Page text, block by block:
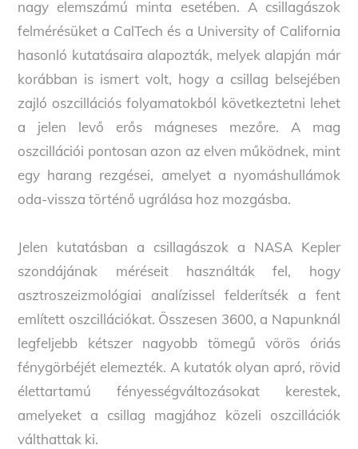
nagy elemszámú minta esetében. A csillagászok
felmérésüket a CalTech és a University of California
hasonló kutatásaira alapozták, melyek alapján már
korábban is ismert volt, hogy a csillag belsejében
zajló oszcillációs folyamatokból következtetni lehet
a jelen levő erős mágneses mezőre. A mag
oszcillációi pontosan azon az elven működnek, mint
egy harang rezgései, amelyet a nyomáshullámok
oda-vissza történő ugrálása hoz mozgásba.
Jelen kutatásban a csillagászok a NASA Kepler
szondájának méréseit használták fel, hogy
asztroszeizmológiai analízissel felderítsék a fent
említett oszcillációkat. Összesen 3600, a Napunknál
legfeljebb kétszer nagyobb tömegű vörös óriás
fénygörbéjét elemezték. A kutatók olyan apró, rövid
élettartamú fényességváltozásokat kerestek,
amelyeket a csillag magjához közeli oszcillációk
válthattak ki.